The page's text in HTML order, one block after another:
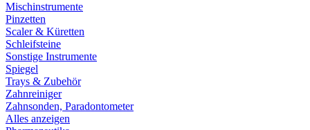
Mischinstrumente
Pinzetten
Scaler & Küretten
Schleifsteine
Sonstige Instrumente
Spiegel
Trays & Zubehör
Zahnreiniger
Zahnsonden, Paradontometer
Alles anzeigen